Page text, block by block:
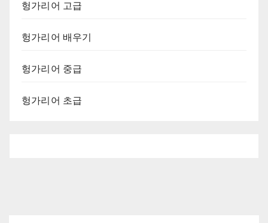
헝가리어 고급
헝가리어 배우기
헝가리어 중급
헝가리어 초급